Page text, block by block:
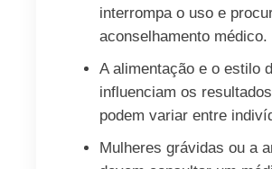
interrompa o uso e
aconselhamento médico.
A alimentação e o estilo
influenciam os
podem variar entre
Mulheres grávidas ou a